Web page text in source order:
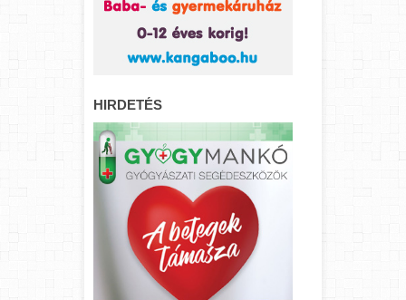
HIRDETÉS